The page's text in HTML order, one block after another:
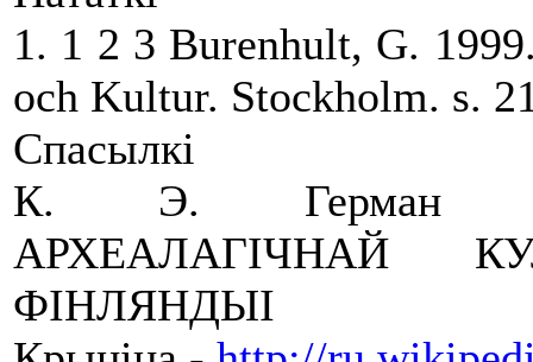
1. 1 2 3 Burenhult, G.
och Kultur. Stockholm. s.
Спасылкі
К. Э. Герман
АРХЕАЛАГІЧНАЙ
ФІНЛЯНДЫІ